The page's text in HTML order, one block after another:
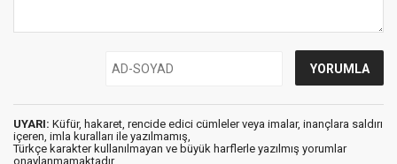
UYARI: Küfür, hakaret, rencide edici cümleler veya imalar, inançlara saldırı
içeren, imla kuralları ile yazılmamış,
Türkçe karakter kullanılmayan ve büyük harflerle yazılmış yorumlar
onaylanmamaktadır.